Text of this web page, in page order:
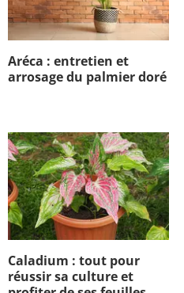
Aréca : entretien et
arrosage du palmier doré
Caladium : tout pour
réussir sa culture et